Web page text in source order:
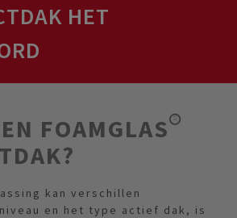
HET
FOAMGLAS®
kan verschillen
en het type actief dak, is